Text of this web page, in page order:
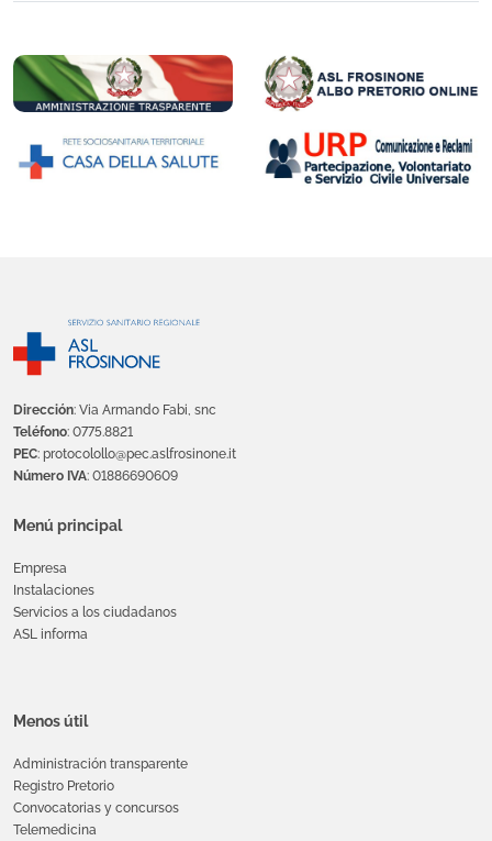
Dirección: Via Armando Fabi, snc
Teléfono: 0775.8821
PEC: protocolollo@pec.aslfrosinone.it
Número IVA: 01886690609
Menú principal
Empresa
Instalaciones
Servicios a los ciudadanos
ASL informa
Menos útil
Administración transparente
Registro Pretorio
Convocatorias y concursos
Telemedicina